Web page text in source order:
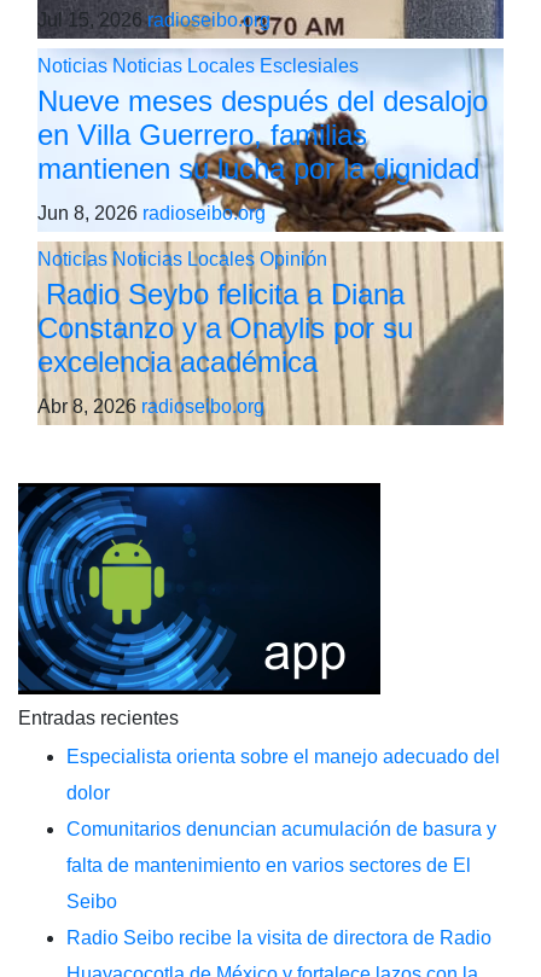
Jul 15, 2026radioseibo.org
Noticias Noticias Locales Esclesiales
Nueve meses después del desalojo
en Villa Guerrero, familias
mantienen su lucha por la dignidad
Jun 8, 2026 radioseibo.org
Noticias Noticias Locales Opinión
Radio Seybo felicita a Diana
Constanzo y a Onaylis por su
excelencia académica
Abr 8, 2026 radioseibo.org
Entradas recientes
Especialista orienta sobre el manejo adecuado del
dolor
Comunitarios denuncian acumulación de basura y
falta de mantenimiento en varios sectores de El
Seibo
Radio Seibo recibe la visita de directora de Radio